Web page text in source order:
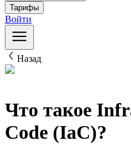
Тарифы
Войти
Назад
Что такое
Code (IaC)?